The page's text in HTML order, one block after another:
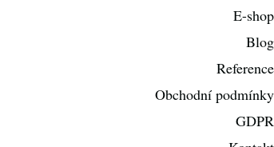
E-shop
Blog
Reference
Obchodní podmínky
GDPR